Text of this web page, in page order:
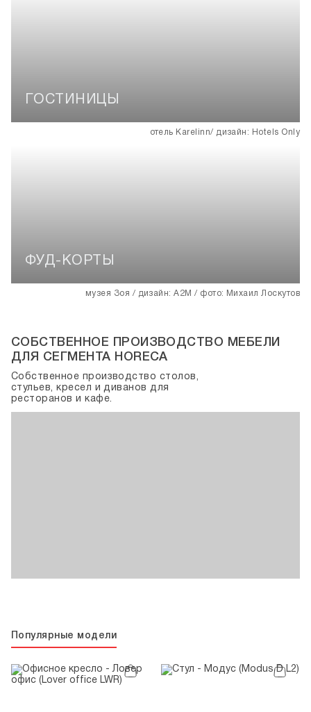
ГОСТИНИЦЫ
ФУД-КОРТЫ
СОБСТВЕННОЕ ПРОИЗВОДСТВО МЕБЕЛИ
ДЛЯ СЕГМЕНТА HORECA
Собственное производство столов,
стульев, кресел и диванов для
ресторанов и кафе.
Популярные модели